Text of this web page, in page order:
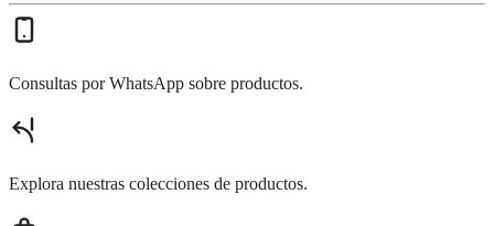
Consultas por WhatsApp sobre productos.
Explora nuestras colecciones de productos.